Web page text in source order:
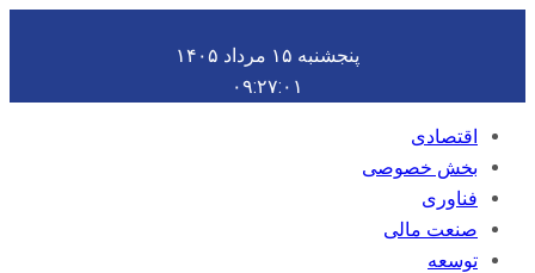
پنجشنبه ۱۵ مرداد ۱۴۰۵
۰۹:۲۷:۰۱
اقتصادی
بخش خصوصی
فناوری
صنعت مالی
توسعه